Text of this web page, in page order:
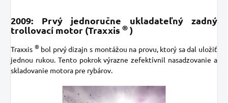
2009: Prvý jednoručne ukladateľný zadný
trollovací motor (Traxxis ® )
Traxxis ® bol prvý dizajn s montážou na provu, ktorý sa dal uložiť
jednou rukou. Tento pokrok výrazne zefektívnil nasadzovanie a
skladovanie motora pre rybárov.